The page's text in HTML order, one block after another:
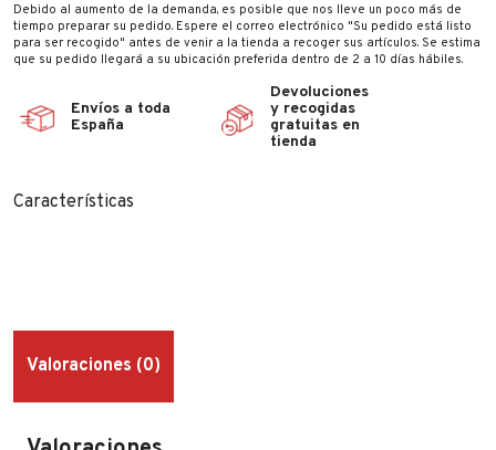
Debido al aumento de la demanda, es posible que nos lleve un poco más de
tiempo preparar su pedido. Espere el correo electrónico "Su pedido está listo
para ser recogido" antes de venir a la tienda a recoger sus artículos. Se estima
que su pedido llegará a su ubicación preferida dentro de 2 a 10 días hábiles.
Envíos a toda
España
Devoluciones
y recogidas
gratuitas en
tienda
Características
Valoraciones (0)